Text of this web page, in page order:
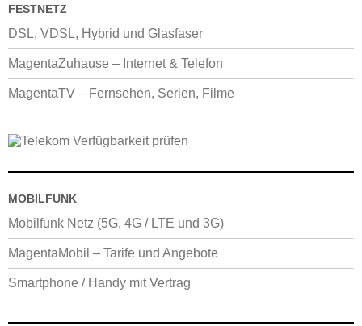
FESTNETZ
DSL, VDSL, Hybrid und Glasfaser
MagentaZuhause – Internet & Telefon
MagentaTV – Fernsehen, Serien, Filme
MOBILFUNK
Mobilfunk Netz (5G, 4G / LTE und 3G)
MagentaMobil – Tarife und Angebote
Smartphone / Handy mit Vertrag